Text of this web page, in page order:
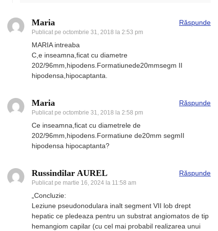
Maria
Publicat pe octombrie 31, 2018 la 2:53 pm
Răspunde
MARIA intreaba
C,e inseamna,ficat cu diametre
202/96mm,hipodens.Formatiunede20mmsegm II
hipodensa,hipocaptanta.
Maria
Publicat pe octombrie 31, 2018 la 2:58 pm
Răspunde
Ce inseamna,ficat cu diametrele de
202/96mm,hipodens.Formatiune de20mm segmII
hipodensa hipocaptanta?
Russindilar AUREL
Publicat pe martie 16, 2024 la 11:58 am
Răspunde
„Concluzie:
Leziune pseudonodulara inalt segment VII lob drept
hepatic ce pledeaza pentru un substrat angiomatos de tip
hemangiom capilar (cu cel mai probabil realizarea unui